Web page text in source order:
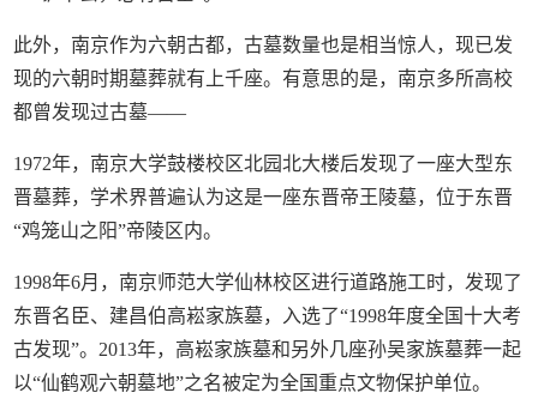
此外，南京作为六朝古都，古墓数量也是相当惊人，现已发
现的六朝时期墓葬就有上千座。有意思的是，南京多所高校
都曾发现过古墓——
1972年，南京大学鼓楼校区北园北大楼后发现了一座大型东
晋墓葬，学术界普遍认为这是一座东晋帝王陵墓，位于东晋
“鸡笼山之阳”帝陵区内。
1998年6月，南京师范大学仙林校区进行道路施工时，发现了
东晋名臣、建昌伯高崧家族墓，入选了“1998年度全国十大考
古发现”。2013年，高崧家族墓和另外几座孙吴家族墓葬一起
以“仙鹤观六朝墓地”之名被定为全国重点文物保护单位。